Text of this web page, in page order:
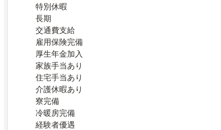
特別休暇
長期
交通費支給
雇用保険完備
厚生年金加入
家族手当あり
住宅手当あり
介護休暇あり
寮完備
冷暖房完備
経験者優遇